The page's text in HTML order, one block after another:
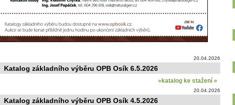
20.04.2026
Katalog základního výběru OPB Osík 6.5.2026
»katalog ke stažení »
20.04.2026
Katalog základního výběru OPB Osík 4.5.2026